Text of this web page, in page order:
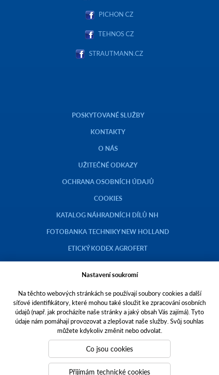
PICHON CZ
TEHNOS CZ
STRAUTMANN.CZ
POSKYTOVANÉ SLUŽBY
KONTAKTY
O NÁS
UŽITEČNÉ ODKAZY
OCHRANA OSOBNÍCH ÚDAJŮ
COOKIES
KATALOG NÁHRADNÍCH DÍLŮ NH
FOTOBANKA TECHNIKY NEW HOLLAND
ETICKÝ KODEX AGROFERT
Copyright © 2023 AGROTEC a.s.
Toto jsou internetové stránky společnosti AGROTEC a. s., se sídlem v
Hustopečích, Brněnská 74, PSČ 69301, IČO 00544957,
zapsané v OR vedeném Krajským soudem v Brně, oddíl B, vložka 138.
Společnost AGROTEC a.s. je členem koncernu AGROFERT řízeného
společností AGROFERT, a.s.,
IČO 26185610, se sídlem na adrese Pyšelská 2327/2, Chodov, 149 00
Praha 4.
Nastavení soukromí
Na těchto webových stránkách se používají soubory cookies a další
síťové identifikátory, které mohou také sloužit ke zpracování osobních
údajů (např. jak procházíte naše stránky a jaký obsah Vás zajímá). Tyto
údaje nám pomáhají provozovat a zlepšovat naše služby. Svůj souhlas
můžete kdykoliv změnit nebo odvolat.
Co jsou cookies
Přijímám technické cookies